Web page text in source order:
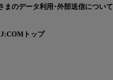
まのデータ利用･外部送信について
トップ